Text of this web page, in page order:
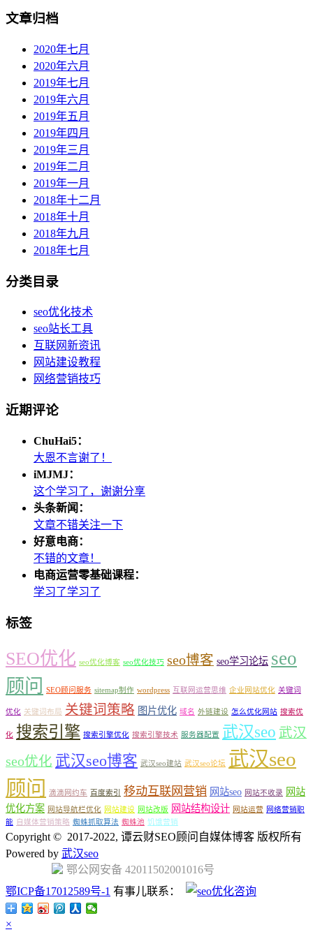
文章归档
2020年七月
2020年六月
2019年七月
2019年六月
2019年五月
2019年四月
2019年三月
2019年二月
2019年一月
2018年十二月
2018年十月
2018年九月
2018年七月
分类目录
seo优化技术
seo站长工具
互联网新资讯
网站建设教程
网络营销技巧
近期评论
ChuHai5：
大恩不言谢了！
iMJMJ：
这个学习了，谢谢分享
头条新闻：
文章不错关注一下
好意电商：
不错的文章！
电商运营零基础课程：
学习了学习了
标签
SEO优化 seo优化博客 seo优化技巧 seo博客 seo学习论坛 seo
顾问
SEO顾问服务 sitemap制作 wordpress 互联网运营思维 企业网站优化 关键词
优化 关键词布局 关键词策略 图片优化 域名 外链建设 怎么优化网站 搜索优
化 搜索引擎 搜索引擎优化 搜索引擎技术 服务器配置 武汉seo 武汉
seo优化 武汉seo博客 武汉seo建站 武汉seo论坛 武汉seo
顾问
滴滴网约车 百度索引 移动互联网营销 网站seo 网站不收录
网站
优化方案 网站导航栏优化 网站建设 网站改版 网站结构设计 网站运营
网络营销职
能 自媒体营销策略 蜘蛛抓取算法 蜘蛛池 饥饿营销
Copyright © 2017-2022, 谭云财SEO顾问自媒体博客 版权所有
Powered by 武汉seo
鄂公网安备 42011502001016号
鄂ICP备17012589号-1 有事儿联系：
×